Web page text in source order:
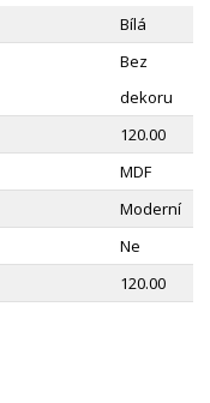
Bílá
Bez
dekoru
120.00
MDF
Moderní
Ne
120.00